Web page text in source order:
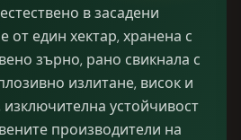
в засадени
от един хектар, хранена с
зърно, рано свикнала с
излитане, висок и
устойчивост
производители на